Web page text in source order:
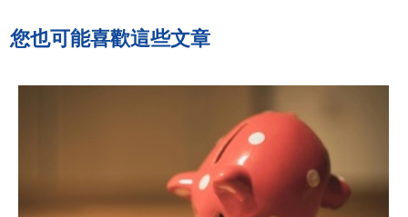
您也可能喜歡這些文章